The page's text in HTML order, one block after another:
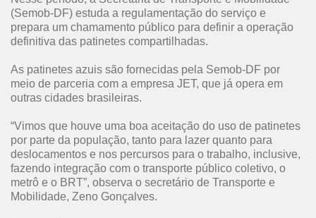
(Semob-DF) estuda a regulamentação do serviço e
prepara um chamamento público para definir a operação
definitiva das patinetes compartilhadas.
As patinetes azuis são fornecidas pela Semob-DF por
meio de parceria com a empresa JET, que já opera em
outras cidades brasileiras.
“Vimos que houve uma boa aceitação do uso de patinetes
por parte da população, tanto para lazer quanto para
deslocamentos e nos percursos para o trabalho, inclusive,
fazendo integração com o transporte público coletivo, o
metrô e o BRT”, observa o secretário de Transporte e
Mobilidade, Zeno Gonçalves.